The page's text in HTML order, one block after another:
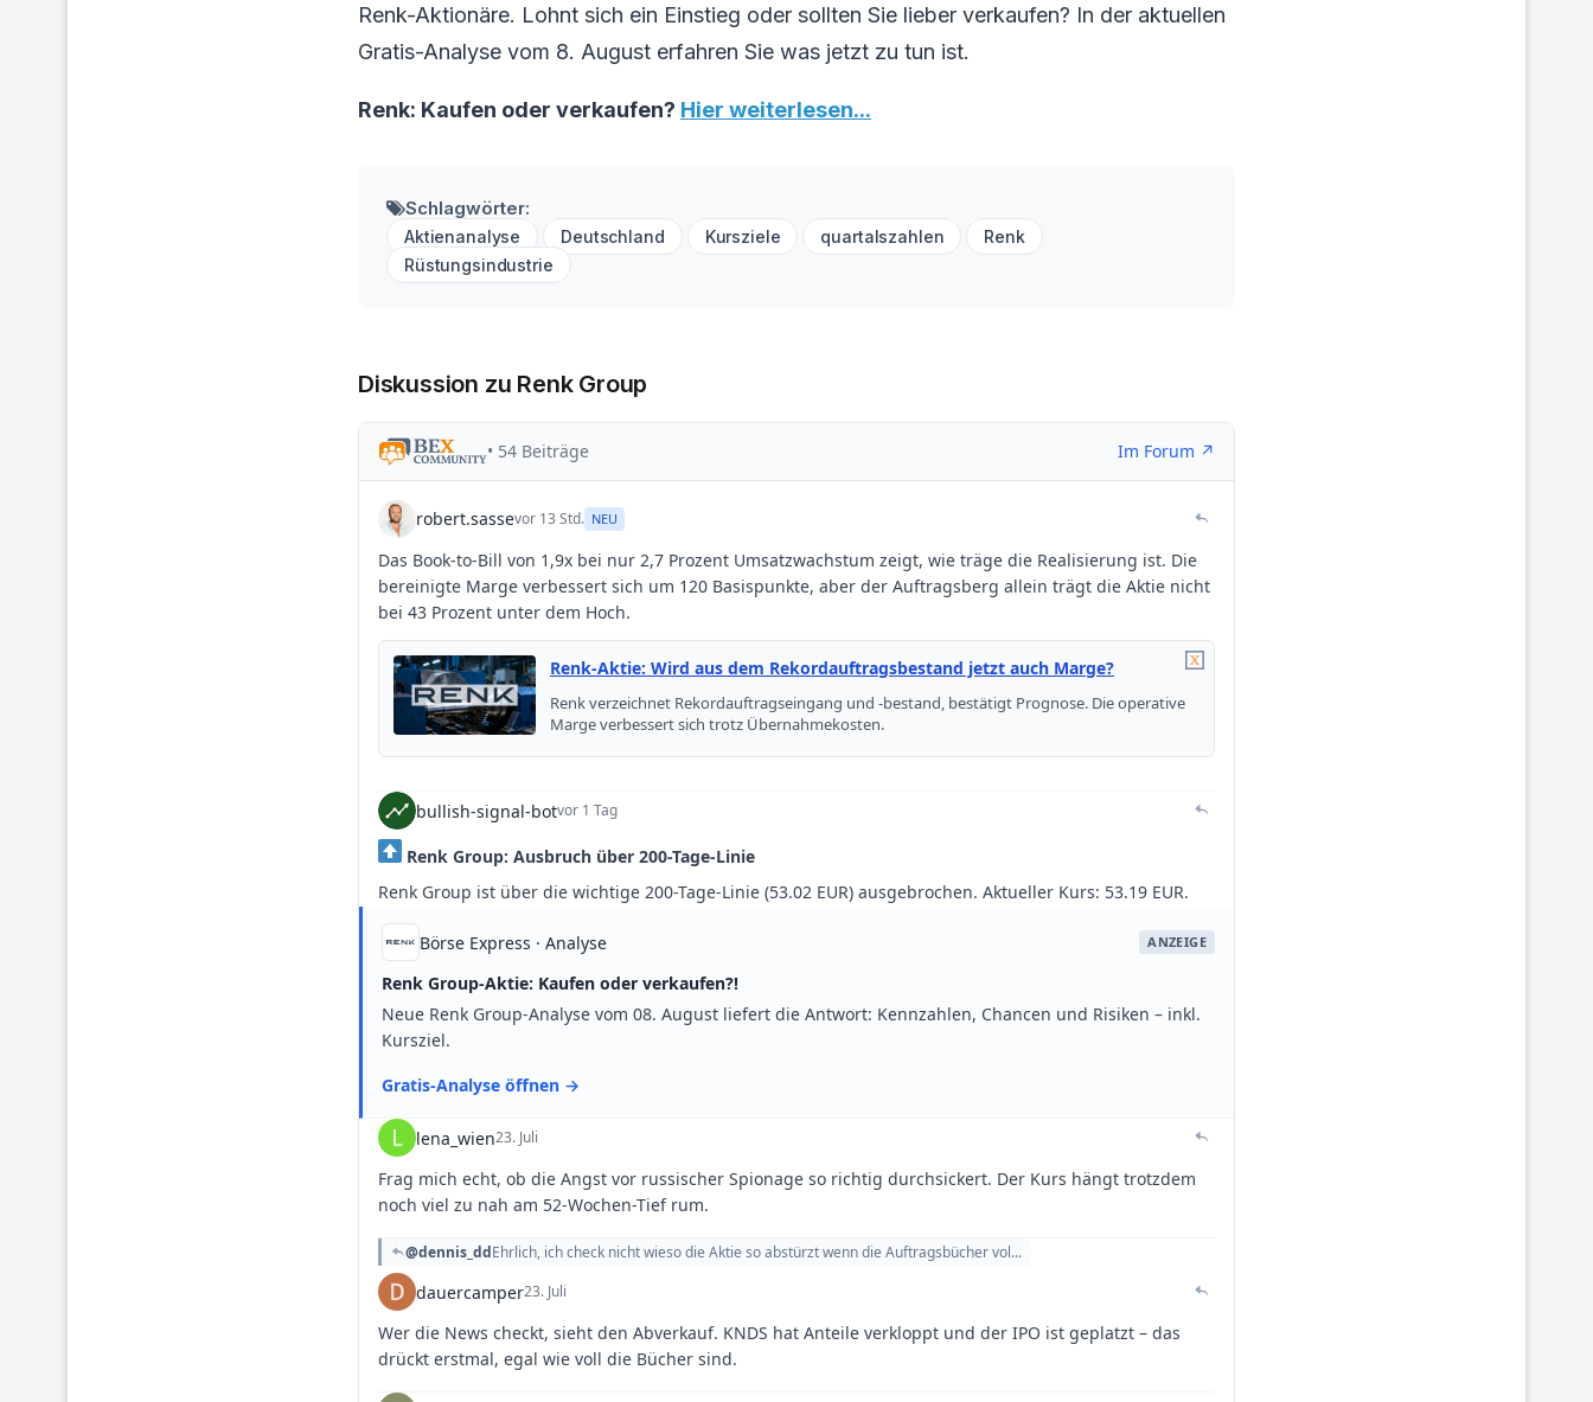
Renk-Aktionäre. Lohnt sich ein Einstieg oder sollten Sie lieber verkaufen? In der aktuellen
Gratis-Analyse vom 8. August erfahren Sie was jetzt zu tun ist.
Renk: Kaufen oder verkaufen? Hier weiterlesen...
Schlagwörter:
Aktienanalyse Deutschland Kursziele quartalszahlen
Renk
Rüstungsindustrie
Diskussion zu Renk Group